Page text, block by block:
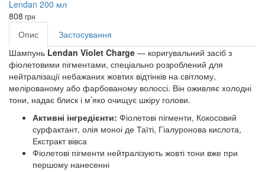
808 грн
Опис
Застосування
Шампунь Lendan Violet Charge — коригувальний засіб з
фіолетовими пігментами, спеціально розроблений для
нейтралізації небажаних жовтих відтінків на світлому,
мелірованому або фарбованому волоссі. Він оживляє холодні
тони, надає блиск і м’яко очищує шкіру голови.
Активні інгредієнти: Фіолетові пігменти, Кокосовий
сурфактант, олія моноі де Таїті, Гіалуронова кислота,
Екстракт вівса
Фіолетові пігменти нейтралізують жовті тони вже при
першому нанесенні